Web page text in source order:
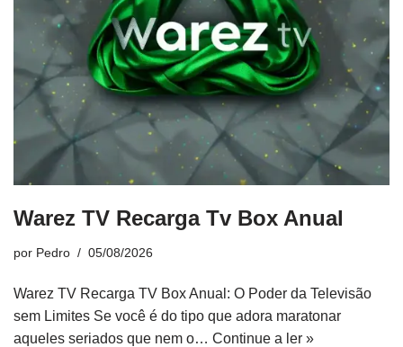
Warez TV Recarga Tv Box Anual
por Pedro 05/08/2026
Warez TV Recarga TV Box Anual: O Poder da Televisão
sem Limites Se você é do tipo que adora maratonar
aqueles seriados que nem o… Continue a ler »